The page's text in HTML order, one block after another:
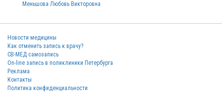
Меньшова Любовь Викторовна
Новости медицины
Как отменить запись к врачу?
СВ-МЕД самозапись
On-line запись в поликлиники Петербурга
Реклама
Контакты
Политика конфиденциальности